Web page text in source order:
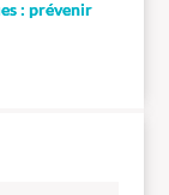
: prévenir